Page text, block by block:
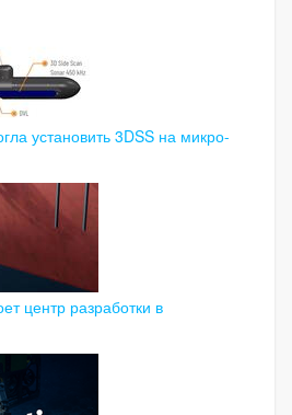
установить 3DSS на микро-
центр разработки в